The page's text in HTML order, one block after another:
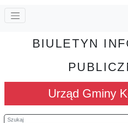
BIULETYN
Urząd Gminy
Szukaj